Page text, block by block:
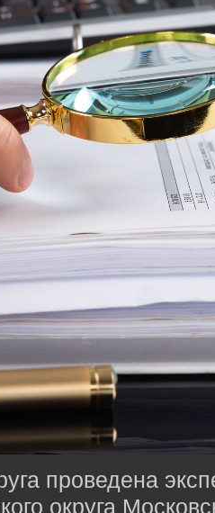
проведена
округа